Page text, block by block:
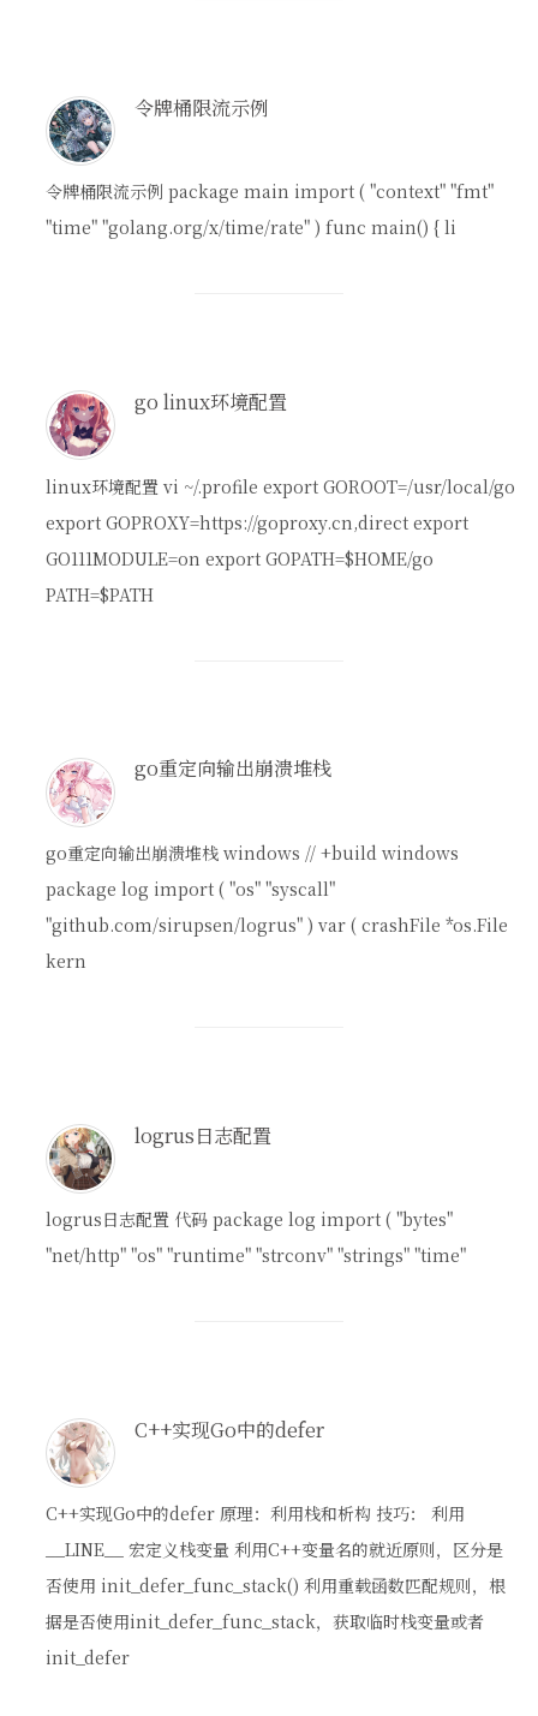
令牌桶限流示例
令牌桶限流示例 package main import ( "context" "fmt"
"time" "golang.org/x/time/rate" ) func main() { li
go linux环境配置
linux环境配置 vi ~/.profile export GOROOT=/usr/local/go
export GOPROXY=https://goproxy.cn,direct export
GO111MODULE=on export GOPATH=$HOME/go
PATH=$PATH
go重定向输出崩溃堆栈
go重定向输出崩溃堆栈 windows // +build windows
package log import ( "os" "syscall"
"github.com/sirupsen/logrus" ) var ( crashFile *os.File
kern
logrus日志配置
logrus日志配置 代码 package log import ( "bytes"
"net/http" "os" "runtime" "strconv" "strings" "time"
C++实现Go中的defer
C++实现Go中的defer 原理：利用栈和析构 技巧： 利用
__LINE__ 宏定义栈变量 利用C++变量名的就近原则，区分是
否使用 init_defer_func_stack() 利用重载函数匹配规则，根
据是否使用init_defer_func_stack，获取临时栈变量或者
init_defer